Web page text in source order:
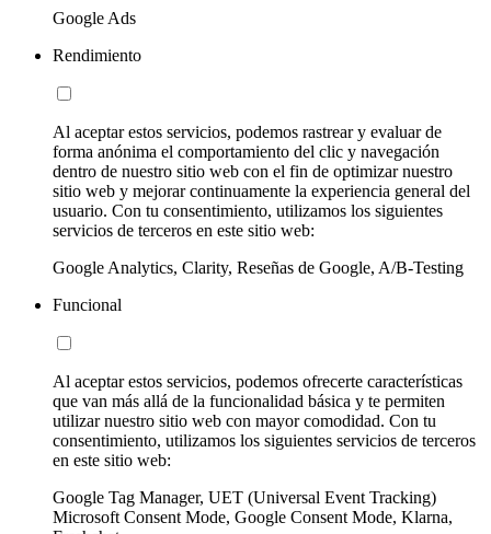
Google Ads
Rendimiento
Al aceptar estos servicios, podemos rastrear y evaluar de
forma anónima el comportamiento del clic y navegación
dentro de nuestro sitio web con el fin de optimizar nuestro
sitio web y mejorar continuamente la experiencia general del
usuario. Con tu consentimiento, utilizamos los siguientes
servicios de terceros en este sitio web:
Google Analytics, Clarity, Reseñas de Google, A/B-Testing
Funcional
Al aceptar estos servicios, podemos ofrecerte características
que van más allá de la funcionalidad básica y te permiten
utilizar nuestro sitio web con mayor comodidad. Con tu
consentimiento, utilizamos los siguientes servicios de terceros
en este sitio web:
Google Tag Manager, UET (Universal Event Tracking)
Microsoft Consent Mode, Google Consent Mode, Klarna,